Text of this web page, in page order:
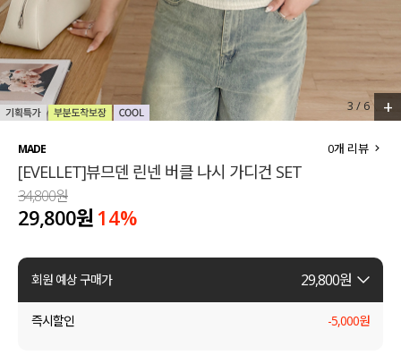
하객룩
살안타템
110사이즈
티셔츠
팬츠
셔츠
원피스
원피스
팬츠
스커트
언더웨어
4 / 6 +
MADE
[EVELLET]뷰므덴 린넨 버클 나시 가디건 SET
0개 리뷰
34,800원
29,800원 14%
회원 예상 구매가 29,800원
즉시할인 -5,000원